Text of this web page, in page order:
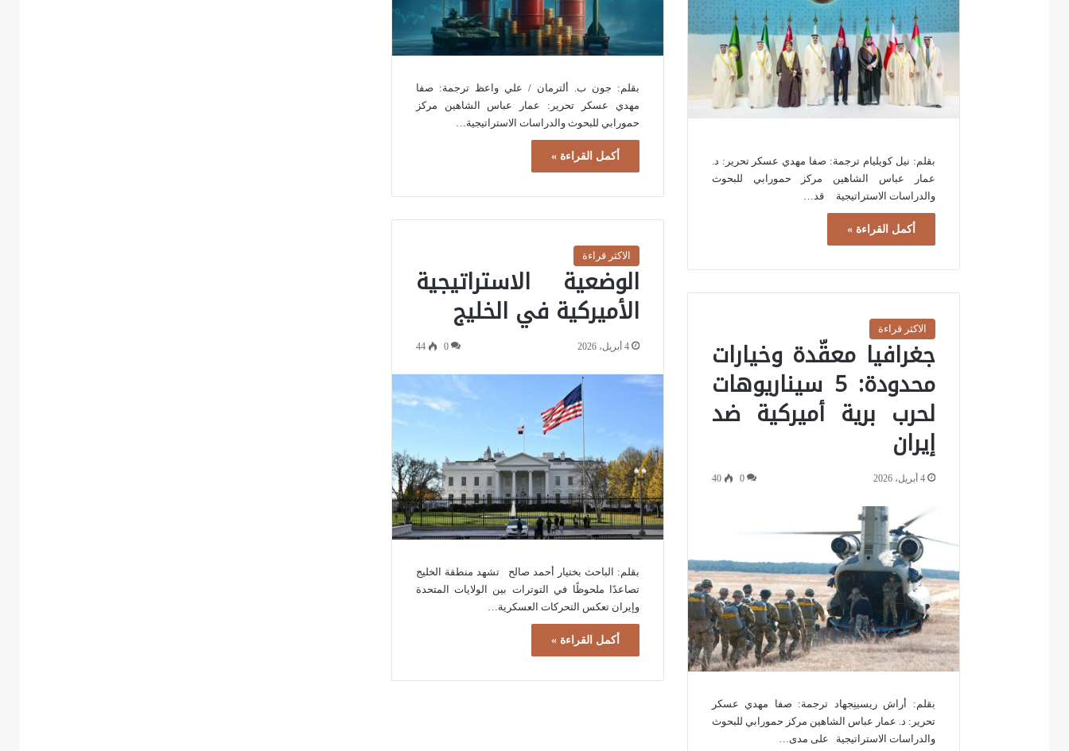
بقلم: جون ب. ألترمان / علي واعظ ترجمة: صفا
مهدي عسكر تحرير: عمار عباس الشاهين مركز
حمورابي للبحوث والدراسات الاستراتيجية…
أكمل القراءة »
بقلم: نيل كويليام ترجمة: صفا مهدي عسكر تحرير: د.
عمار عباس الشاهين مركز حمورابي للبحوث
والدراسات الاستراتيجية قد…
أكمل القراءة »
الاكثر قراءة
الوضعية الاستراتيجية
الأميركية في الخليج
4 أبريل، 2026 0
44
بقلم: الباحث بختیار أحمد صالح تشهد منطقة الخليج
تصاعدًا ملحوظًا في التوترات بين الولايات المتحدة
وإيران تعكس التحركات العسكرية…
أكمل القراءة »
الاكثر قراءة
جغرافيا معقّدة وخيارات
محدودة: 5 سيناريوهات
لحرب برية أميركية ضد
إيران
4 أبريل، 2026 0
40
بقلم: أراش ريسينِجهاد ترجمة: صفا مهدي عسكر
تحرير: د. عمار عباس الشاهين مركز حمورابي للبحوث
والدراسات الاستراتيجية على مدى…